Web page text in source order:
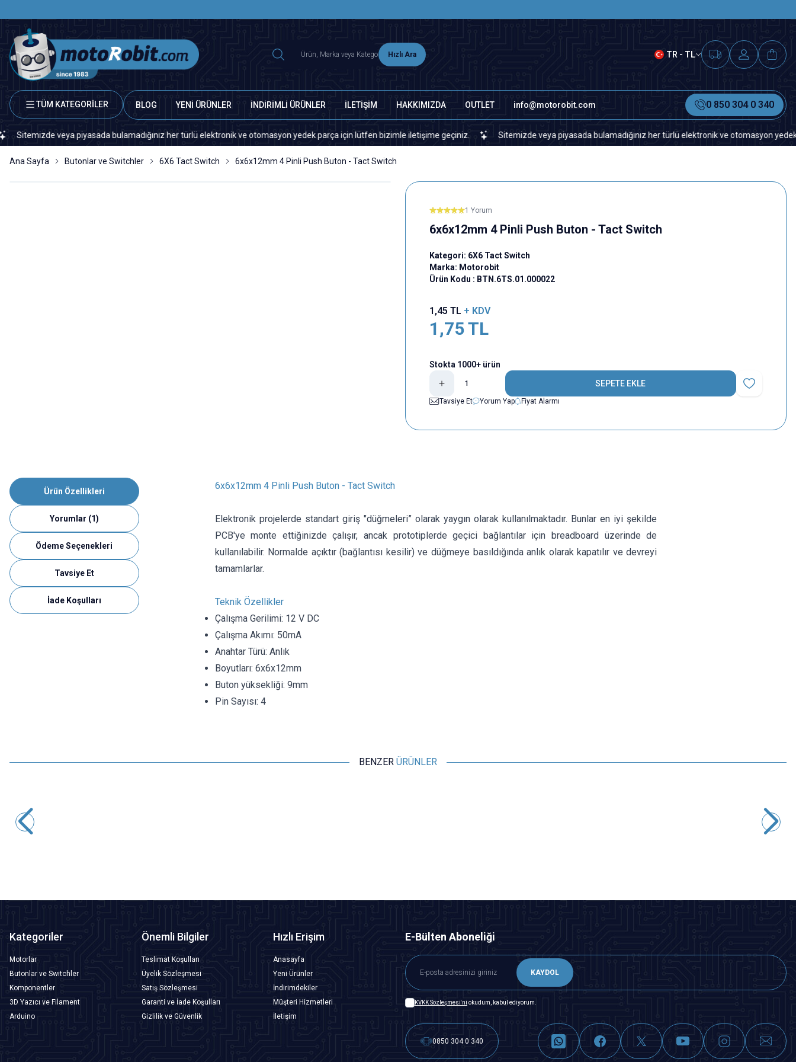
Hızlı Ara TR - TL
TÜM KATEGORİLER BLOG YENİ ÜRÜNLER İNDİRİMLİ ÜRÜNLER İLETİŞİM HAKKIMIZDA OUTLET info@motorobit.com 0 850 304 0 340
veya piyasada bulamadığınız her türlü elektronik ve otomasyon yedek parça için lütfen bizimle iletişime geçiniz. Sitemizde veya piyasada bulamadığınız her türlü elektronik ve otomasyon yedek
Ana Sayfa Butonlar ve Switchler 6X6 Tact Switch 6x6x12mm 4 Pinli Push Buton - Tact Switch
1 Yorum
6x6x12mm 4 Pinli Push Buton - Tact Switch
Kategori: 6X6 Tact Switch
Marka: Motorobit
Ürün Kodu : BTN.6TS.01.000022
1,45 TL + KDV
1,75TL
Stokta 1000+ ürün
SEPETE EKLE
Favoriye Ekle
Tavsiye Et
Yorum Yap Fiyat Alarmı
Ürün Özellikleri
Yorumlar (1)
Ödeme Seçenekleri
Tavsiye Et
İade Koşulları
6x6x12mm 4 Pinli Push Buton - Tact Switch
Elektronik projelerde standart giriş "düğmeleri” olarak yaygın olarak kullanılmaktadır. Bunlar en iyi şekilde
PCB'ye monte ettiğinizde çalışır, ancak prototiplerde geçici bağlantılar için breadboard üzerinde de
kullanılabilir. Normalde açıktır (bağlantısı kesilir) ve düğmeye basıldığında anlık olarak kapatılır ve devreyi
tamamlarlar.
Teknik Özellikler
Çalışma Gerilimi: 12 V DC
Çalışma Akımı: 50mA
Anahtar Türü: Anlık
Boyutları: 6x6x12mm
Buton yüksekliği: 9mm
Pin Sayısı: 4
BENZER ÜRÜNLER
Kategoriler
Motorlar
Butonlar ve Switchler
Komponentler
3D Yazıcı ve Filament
Arduino
Önemli Bilgiler
Teslimat Koşulları
Üyelik Sözleşmesi
Satış Sözleşmesi
Garanti ve İade Koşulları
Gizlilik ve Güvenlik
Hızlı Erişim
Anasayfa
Yeni Ürünler
İndirimdekiler
Müşteri Hizmetleri
İletişim
E-Bülten Aboneliği
KAYDOL
KVKK Sözleşmesi'ni okudum, kabul ediyorum.
0850 304 0 340